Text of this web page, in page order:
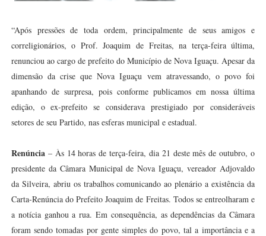
“Após pressões de toda ordem, principalmente de seus amigos e
correligionários, o Prof. Joaquim de Freitas, na terça-feira última,
renunciou ao cargo de prefeito do Município de Nova Iguaçu. Apesar da
dimensão da crise que Nova Iguaçu vem atravessando, o povo foi
apanhando de surpresa, pois conforme publicamos em nossa última
edição, o ex-prefeito se considerava prestigiado por consideráveis
setores de seu Partido, nas esferas municipal e estadual.
Renúncia– Às 14 horas de terça-feira, dia 21 deste mês de outubro, o
presidente da Câmara Municipal de Nova Iguaçu, vereador Adjovaldo
da Silveira, abriu os trabalhos comunicando ao plenário a existência da
Carta-Renúncia do Prefeito Joaquim de Freitas. Todos se entreolharam e
a notícia ganhou a rua. Em consequência, as dependências da Câmara
foram sendo tomadas por gente simples do povo, tal a importância e a